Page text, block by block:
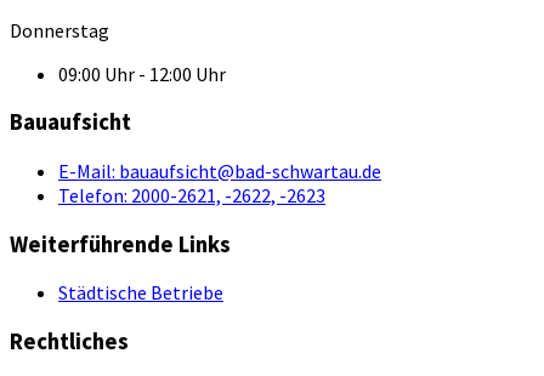
Donnerstag
09:00 Uhr - 12:00 Uhr
Bauaufsicht
E-Mail: bauaufsicht@bad-schwartau.de
Telefon: 2000-2621, -2622, -2623
Weiterführende Links
Städtische Betriebe
Rechtliches